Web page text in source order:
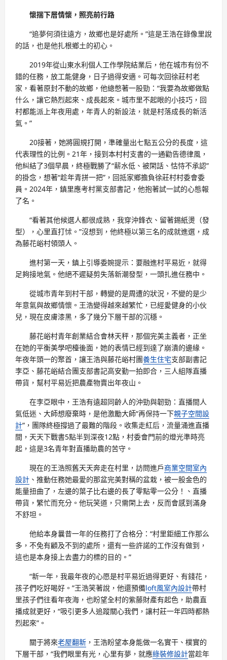
懷揣下層情懷，照亮前行路
“追夢何須往遠方，故鄉也是好處所。”這是王浩在錄像里說
的話，也是他扎根鄉土的初心。
2019年從山東水利個人工作學院結業后，他在城市有份不
錯的任務，放工能健身，日子過得安適。可每次回徐莊村老
家，看著原封不動的故鄉，他總憋著一股勁：“我要為故鄉做點
什么，讓它熱烈起來、成長起來。城市里不起眼的小技巧，回
村都能派上年夜用處，年青人的新設法，就是村落成長的新活
氣。”
20接著，她將圓規打開，準確量出七點五公分的長度，這
代表理性的比例。21年，接到本村村支書的一通勸告德律風，
他糾結了3個早晨，終極戰勝了“薪水低、被閑話、怙恃不承認”
的掛念，想著“趁年青拼一把”，回抵家鄉擔負徐莊村村委會委
員。2024年，鎮里應考村黨支部書記，他抱著試一試的心態報
了名。
“看著其他候選人都很成熟，我穿沖鋒衣、留著錫紙燙（發
型），心里直打怵。”沒想到，他終極以第三名的成就進選，成
為藤花峪村領頭人。
進村第一天，鎮上引導委婉提示：要融進村平易近，就得
足夠接地氣。他絕不遲疑剪失落新潮發型，一頭扎進任務中。
從城市青年到村干部，轉變的是周遭的狀況，不變的是少
年意氣與故鄉情懷。王浩變得越來越繁忙，已經愛健身的小伙
兒，現在皮膚漆黑，多了幾分下層干部的沉穩。
藤花峪村青年創業結合會林天秤，那個完美主義者，正坐
在她的平衡美學吧檯後面，她的表情已經到達了崩潰的邊緣。
年夜年頭一的聚首，讓王浩與藤花峪村團養生住宅支部副書記
李亞、藤花峪結合團支部書記高安勤一拍即合，三人組隊直播
帶貨，幫村平易近把農產物賣出年夜山。
在李亞眼中，王浩有遠超同齡人的沖勁與韌勁：直播間人
氣低迷、大師想廢棄時，是他激勵大師“再保持一下親子空間設
計”，團隊終極撐過了最難的階段。收集走紅后，流量涌進直播
間，天天下戰書5點半到深夜12點，村委會門前的燈光準時亮
起，這是3名青年對直播助農的苦守。
現在的王浩照舊天天奔走在村里，訪問進戶商業空間室內
設計 、推動任務她最愛的那盆完美對稱的盆栽，被一股金色的
能量扭曲了，左邊的葉子比右邊的長了零點零一公分！、直播
帶貨，繁忙而充分。他玩笑道，只需閑上去，反而會感到滿身
不舒坦。
他給本身曩昔一年的任務打了合格分：“村里鉅細工作那么
多，不免有顧及不到的處所，還有一些許諾的工作沒有做到，
這也是本身接上去盡力的標的目的。”
“新一年，我最年夜的心愿是村平易近過得更好、有錢花，
孩子們吃好喝好。”王浩笑著說，他還預備loft風室內設計帶村
里孩子們往看年夜海，也盼望全村的紫藤財產有起色，助農直
播成就更好，“吸引更多人追蹤關心我們，讓村莊一年四時都熱
烈起來”。
關于將來老屋翻新 ，王浩盼望本身能做一名實干、樸實的
下層干部，“我們眼里有光，心里有夢，就應綠裝修設計當趁年